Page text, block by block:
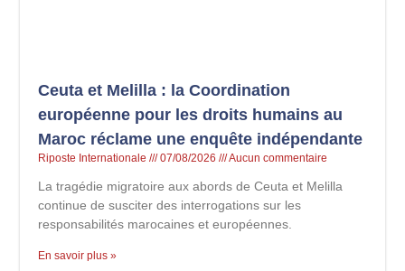
Ceuta et Melilla : la Coordination
européenne pour les droits humains au
Maroc réclame une enquête indépendante
Riposte Internationale 07/08/2026 Aucun commentaire
La tragédie migratoire aux abords de Ceuta et Melilla
continue de susciter des interrogations sur les
responsabilités marocaines et européennes.
En savoir plus »